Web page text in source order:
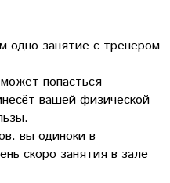
одно занятие с тренером
попасться
вашей физической
вы одиноки в
скоро занятия в зале